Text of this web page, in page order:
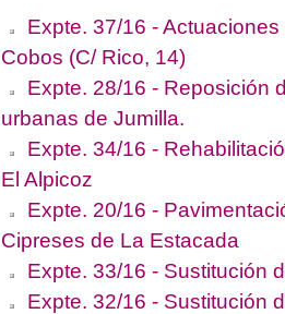
Expte. 37/16 -
Cobos (C/ Rico, 14)
Expte. 28/16 - Reposición
urbanas de Jumilla.
Expte. 34/16 -
El Alpicoz
Expte. 20/16 -
Cipreses de La Estacada
Expte. 33/16 - Sustitución
Expte. 32/16 - Sustitución